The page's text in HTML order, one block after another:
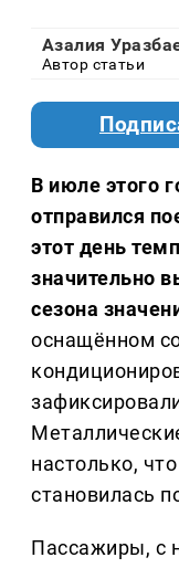
Азалия
Автор статьи
В июле этого
отправился
этот день
значительно
сезона
оснащённом
настолько,
становилась
Пассажиры, с